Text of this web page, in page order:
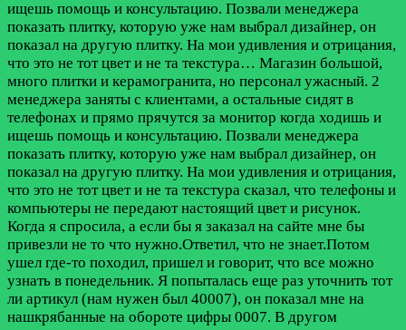
ищешь помощь и консультацию. Позвали менеджера
показать плитку, которую уже нам выбрал дизайнер, он
показал на другую плитку. На мои удивления и отрицания,
что это не тот цвет и не та текстура… Магазин большой,
много плитки и керамогранита, но персонал ужасный. 2
менеджера заняты с клиентами, а остальные сидят в
телефонах и прямо прячутся за монитор когда ходишь и
ищешь помощь и консультацию. Позвали менеджера
показать плитку, которую уже нам выбрал дизайнер, он
показал на другую плитку. На мои удивления и отрицания,
что это не тот цвет и не та текстура сказал, что телефоны и
компьютеры не передают настоящий цвет и рисунок.
Когда я спросила, а если бы я заказал на сайте мне бы
привезли не то что нужно.Ответил, что не знает.Потом
ушел где-то походил, пришел и говорит, что все можно
узнать в понедельник. Я попыталась еще раз уточнить тот
ли артикул (нам нужен был 40007), он показал мне на
нашкрябанные на обороте цифры 0007. В другом